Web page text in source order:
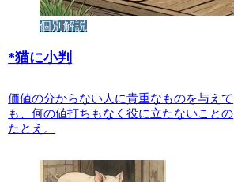
個別解説
*猫に小判
価値の分からない人に貴重なものを与えて
も、何の値打ちもなく役に立たないことの
たとえ。